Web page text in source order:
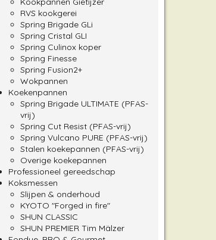
RVS kookgerei
Spring Brigade GLi
Spring Cristal GLI
Spring Culinox koper
Spring Finesse
Spring Fusion2+
Wokpannen
Koekenpannen
Spring Brigade ULTIMATE (PFAS-
vrij)
Spring Cut Resist (PFAS-vrij)
Spring Vulcano PURE (PFAS-vrij)
Stalen koekepannen (PFAS-vrij)
Overige koekepannen
Professioneel gereedschap
Koksmessen
Slijpen & onderhoud
KYOTO "Forged in fire"
SHUN CLASSIC
SHUN PREMIER Tim Mälzer